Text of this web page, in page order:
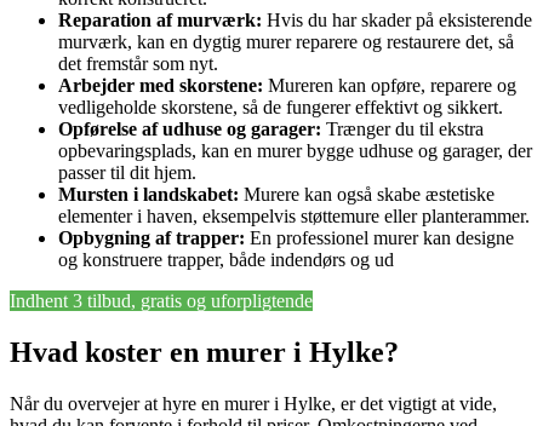
Reparation af murværk: Hvis du har skader på eksisterende
murværk, kan en dygtig murer reparere og restaurere det, så
det fremstår som nyt.
Arbejder med skorstene: Mureren kan opføre, reparere og
vedligeholde skorstene, så de fungerer effektivt og sikkert.
Opførelse af udhuse og garager: Trænger du til ekstra
opbevaringsplads, kan en murer bygge udhuse og garager, der
passer til dit hjem.
Mursten i landskabet: Murere kan også skabe æstetiske
elementer i haven, eksempelvis støttemure eller planterammer.
Opbygning af trapper: En professionel murer kan designe
og konstruere trapper, både indendørs og ud
Indhent 3 tilbud, gratis og uforpligtende
Hvad koster en murer i Hylke?
Når du overvejer at hyre en murer i Hylke, er det vigtigt at vide,